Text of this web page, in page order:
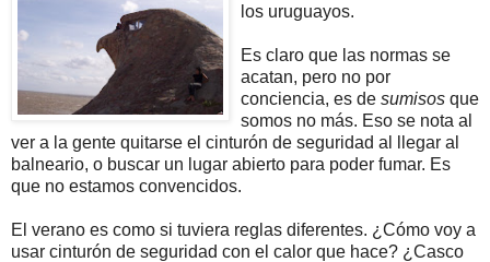
los uruguayos.
Es claro que las normas se
acatan, pero no por
conciencia, es de sumisos que
somos no más. Eso se nota al
ver a la gente quitarse el cinturón de seguridad al llegar al
balneario, o buscar un lugar abierto para poder fumar. Es
que no estamos convencidos.
El verano es como si tuviera reglas diferentes. ¿Cómo voy a
usar cinturón de seguridad con el calor que hace? ¿Casco